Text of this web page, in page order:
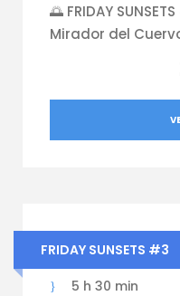
🌅 FRIDAY
Mirador del
FRIDAY SUNSETS #3
Friday Sunsets
5 h 30 min